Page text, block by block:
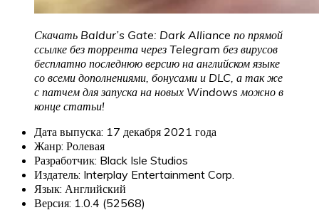
Скачать Baldur’s Gate: Dark Alliance по прямой
ссылке без торрента через Telegram без вирусов
бесплатно последнюю версию на английском языке
со всеми дополнениями, бонусами и DLC, а так же
с патчем для запуска на новых Windows можно в
конце статьи!
Дата выпуска: 17 декабря 2021 года
Жанр: Ролевая
Разработчик: Black Isle Studios
Издатель: Interplay Entertainment Corp.
Язык: Английский
Версия: 1.0.4 (52568)